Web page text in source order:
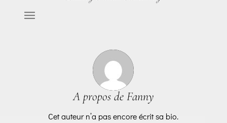
A propos de Fanny
Cet auteur n’a pas encore écrit sa bio.